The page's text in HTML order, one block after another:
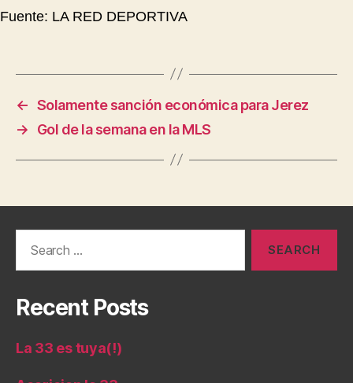
Fuente: LA RED DEPORTIVA
← Solamente sanción económica para Jerez
→
Gol de la semana en la MLS
Recent Posts
La 33 es tuya(!)